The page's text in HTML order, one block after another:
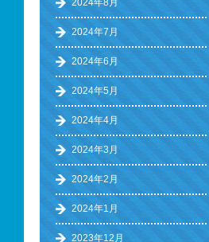
2024年8月
2024年7月
2024年6月
2024年5月
2024年4月
2024年3月
2024年2月
2024年1月
2023年12月